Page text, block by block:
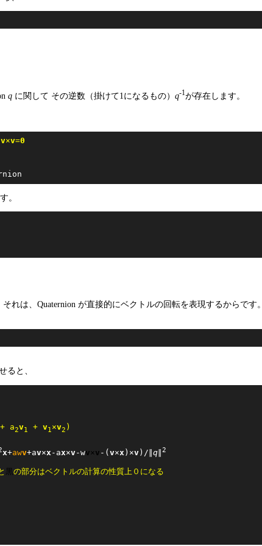
qに関して その逆数（掛けて1になるもの） q-1が存在します。
v×v=0
。
れは、Quaternion が直接的にベクトルの回転を表現するからです。
ると、
+ a2v1 + v1 ×v2 )
x+awv+av×x-ax×v-wv × v -(v×x )×v )/∥q ∥2
黒の部分はベクトルの計算の性質上０になる